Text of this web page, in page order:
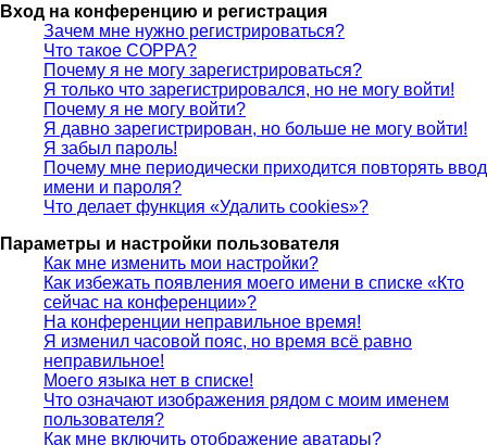
Вход на конференцию и регистрация
Зачем мне нужно регистрироваться?
Что такое COPPA?
Почему я не могу зарегистрироваться?
Я только что зарегистрировался, но не могу войти!
Почему я не могу войти?
Я давно зарегистрирован, но больше не могу войти!
Я забыл пароль!
Почему мне периодически приходится повторять ввод
имени и пароля?
Что делает функция «Удалить cookies»?
Параметры и настройки пользователя
Как мне изменить мои настройки?
Как избежать появления моего имени в списке «Кто
сейчас на конференции»?
На конференции неправильное время!
Я изменил часовой пояс, но время всё равно
неправильное!
Моего языка нет в списке!
Что означают изображения рядом с моим именем
пользователя?
Как мне включить отображение аватары?